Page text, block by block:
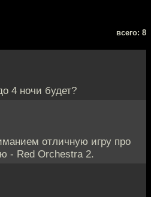
всего: 8
4 ночи будет?
отличную игру про
- Red Orchestra 2.